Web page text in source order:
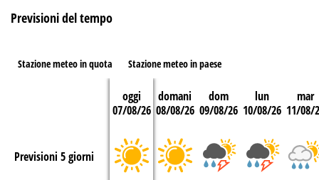
Previsioni del tempo
Stazione meteo in quota Stazione meteo in paese
oggi
07/08/26
domani
08/08/26
dom
09/08/26
lun
10/08/26
mar
11/08/
Previsioni 5 giorni